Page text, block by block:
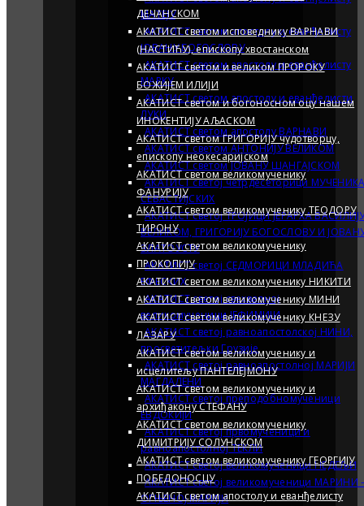
МАТЕЈУ
АКАТИСТ светом апостолу и еванђелисту
ЈОВАНУ БОГОСЛОВУ
АКАТИСТ светом апостолу и еванђелисту
MАРКУ
АКАТИСТ светом апостолу и еванђелисти
ЛУКИ
АКАТИСТ светом апостолу ВАРНАВИ
АКАТИСТ светом АНТОНИЈУ ВЕЛИКОМ
АКАТИСТ светом JОВАНУ ШАНГАЈСКОМ
АКАТИСТ светој четрдесеторици
СЕВАСТИЈСКИХ
АКАТИСТ светој ТРОЈИЦИ ЈЕРАРХА
ВЕЛИКОМ, ГРИГОРИЈУ БОГОСЛОВУ И
ЗЛАТОУСТУ
АКАТИСТ светој СЕДМОРИЦИ МЛАДИЋА
ЕФЕСКИХ
АКАТИСТ светој свехвалној
великомученици ЈЕФИМИЈИ
АКАТИСТ светој равноапостолској НИНИ,
просветитељки Грузије
АКАТИСТ светој равноапостолној МАРИЈИ
МАГДАЛEНИ
АКАТИСТ светој преподобномученици
ЕВДОКИЈИ
АКАТИСТ светој првомученици и
равноапостолној ТЕКЛИ
АКАТИСТ светој великомученици НЕДEЉИ
АКАТИСТ светој великомученици МАРИНИ
ОГЊЕНОЈ МАРИЈИ
ДЕЧАНСКОМ
АКАТИСТ светом исповеднику ВАРНАВИ
(НАСТИЋУ), епископу хвостанском
АКАТИСТ светом и великом ПРОРОКУ
БОЖИЈЕМ ИЛИЈИ
АКАТИСТ светом и богоносном оцу нашем
ИНОКЕНТИЈУ АЉАСКОМ
АКАТИСТ светом ГРИГОРИЈУ чудотворцу,
епископу неокесаријском
АКАТИСТ светом великомученику
ФАНУРИЈУ
АКАТИСТ светом великомученику ТЕОДОРУ
ТИРОНУ
АКАТИСТ светом великомученику
ПРОКОПИЈУ
АКАТИСТ светом великомученику НИКИТИ
АКАТИСТ светом великомученику МИНИ
АКАТИСТ светом великомученику КНЕЗУ
ЛАЗАРУ
АКАТИСТ светом великомученику и
исцелитељу ПАНТЕЛЕЈМОНУ
АКАТИСТ светом великомученику и
архиђакону СТЕФАНУ
АКАТИСТ светом великомученику
ДИМИТРИЈУ СОЛУНСКОМ
АКАТИСТ светом великомученику ГЕОРГИЈУ
ПОБЕДОНОСЦУ
АКАТИСТ светом апостолу и еванђелисту